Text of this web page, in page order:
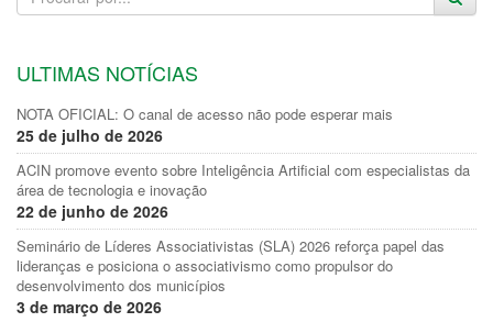
ULTIMAS NOTÍCIAS
NOTA OFICIAL: O canal de acesso não pode esperar mais
25 de julho de 2026
ACIN promove evento sobre Inteligência Artificial com especialistas da
área de tecnologia e inovação
22 de junho de 2026
Seminário de Líderes Associativistas (SLA) 2026 reforça papel das
lideranças e posiciona o associativismo como propulsor do
desenvolvimento dos municípios
3 de março de 2026